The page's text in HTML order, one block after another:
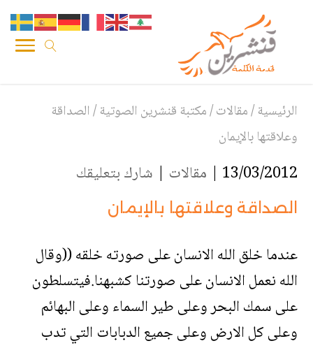
الرئيسية/مقالات/مكتبة قنشرين الصوتية/الصداقة
وعلاقتها بالإيمان
13/03/2012 | مقالات | شارك بتعليقك
الصداقة وعلاقتها بالإيمان
عندما خلق الله الانسان على صورته خلقه ((وقال
الله نعمل الانسان على صورتنا كشبهنا.فيتسلطون
على سمك البحر وعلى طير السماء وعلى البهائم
وعلى كل الارض وعلى جميع الدبابات التي تدب